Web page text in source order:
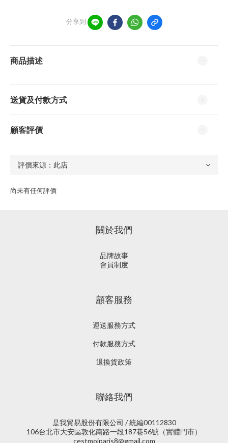
分享到
商品描述
送貨及付款方式
顧客評價
尚未有任何評價
關於我們
品牌故事
會員制度
顧客服務
運送服務方式
付款服務方式
退換貨政策
聯絡我們
是我貿易股份有限公司 / 統編00112830
106台北市大安區敦化南路一段187巷56號（實體門市）
cestmoiparis8@gmail.com